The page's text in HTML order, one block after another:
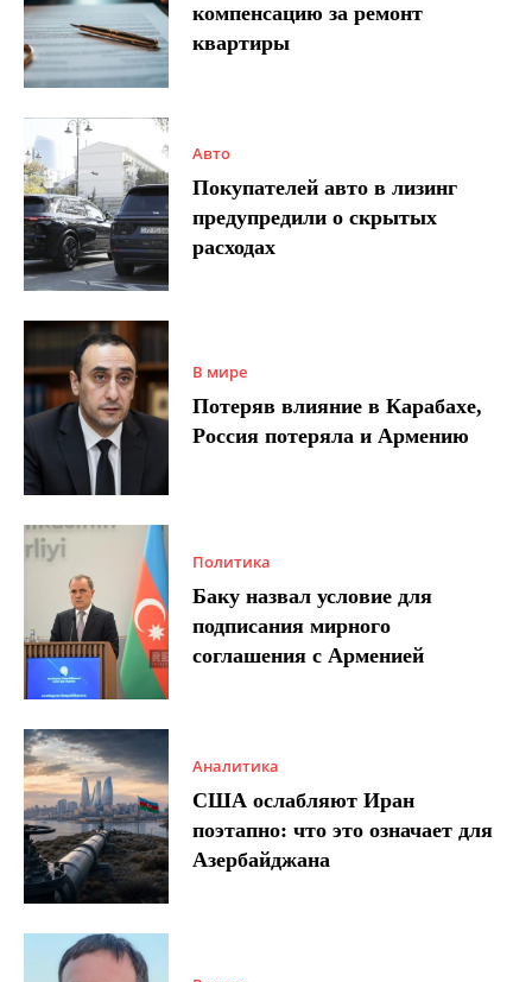
компенсацию за ремонт
квартиры
Авто
Покупателей авто в лизинг
предупредили о скрытых
расходах
В мире
Потеряв влияние в Карабахе,
Россия потеряла и Армению
Политика
Баку назвал условие для
подписания мирного
соглашения с Арменией
Аналитика
США ослабляют Иран
поэтапно: что это означает для
Азербайджана